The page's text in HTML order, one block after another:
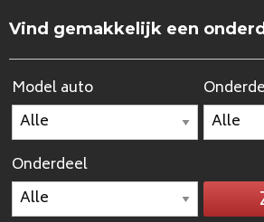
Vind gemakkelijk een
Model auto
Onderdeel